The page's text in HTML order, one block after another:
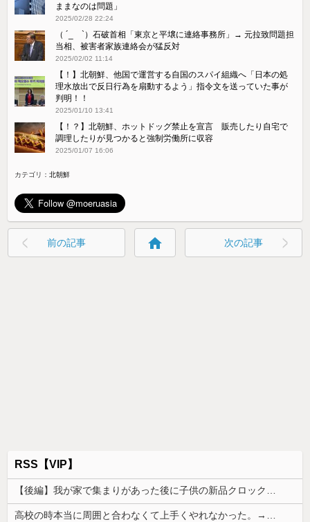
ままなのは問題」
2025/02/28 22:24
（ ´_ゝ`）石破首相「東京と平壌に連絡事務所」→ 元拉致問題担
当相、被害者家族連絡会が猛反対
2025/02/02 11:14
【！】北朝鮮、他国で運営する自国のスパイ組織へ「日本の処
理水放出で反日行為を扇動するよう」指令文を送っていた事が
判明！！
2025/01/10 13:41
【！？】北朝鮮、ホットドッグ禁止を宣言 販売したり自宅で
調理したりが見つかると強制労働所に収容
2025/01/07 16:06
カテゴリ：北朝鮮
前の記事 home 次の記事
RSS【VIP】